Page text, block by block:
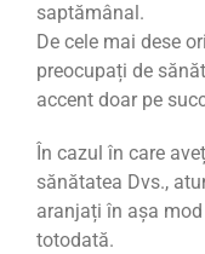
saptămânal.
De cele mai dese
preocupați de
accent doar pe
În cazul în care
sănătatea Dvs.,
aranjați în așa
totodată.